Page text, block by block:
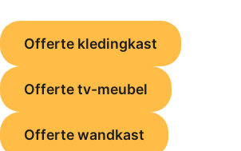
Offerte kledingkast
Offerte tv-meubel
Offerte wandkast